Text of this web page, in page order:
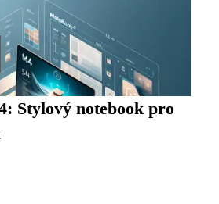
Stylový notebook pro